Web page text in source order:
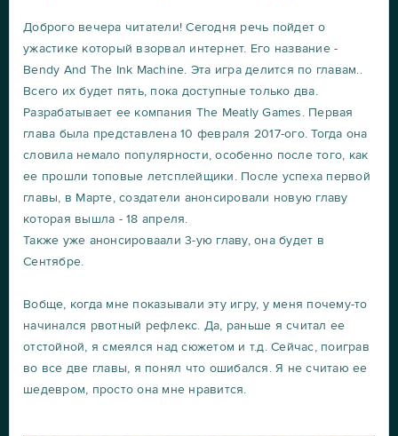
Доброго вечера читатели! Сегодня речь пойдет о
ужастике который взорвал интернет. Его название -
Bendy And The Ink Machine. Эта игра делится по главам..
Всего их будет пять, пока доступные только два.
Разрабатывает ее компания The Meatly Games. Первая
глава была представлена 10 февраля 2017-ого. Тогда она
словила немало популярности, особенно после того, как
ее прошли топовые летсплейщики. После успеха первой
главы, в Марте, создатели анонсировали новую главу
которая вышла - 18 апреля.
Также уже анонсироваали 3-ую главу, она будет в
Сентябре.
Вобще, когда мне показывали эту игру, у меня почему-то
начинался рвотный рефлекс. Да, раньше я считал ее
отстойной, я смеялся над сюжетом и т.д. Сейчас, поиграв
во все две главы, я понял что ошибался. Я не считаю ее
шедевром, просто она мне нравится.